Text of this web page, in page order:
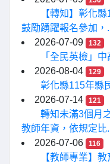
【轉知】彰化
鼓勵踴躍報名參加，
2026-07-09
132
「全民英檢」
2026-08-04
129
彰化縣115年縣
2026-07-14
121
轉知未滿3個月
教師年資，依規定比
2026-07-06
116
【教師專業】